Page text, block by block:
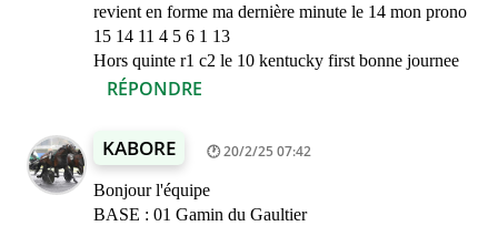
revient en forme ma dernière minute le 14 mon prono
15 14 11 4 5 6 1 13
Hors quinte r1 c2 le 10 kentucky first bonne journee
RÉPONDRE
KABORE 20/2/25 07:42
Bonjour l'équipe
BASE : 01 Gamin du Gaultier